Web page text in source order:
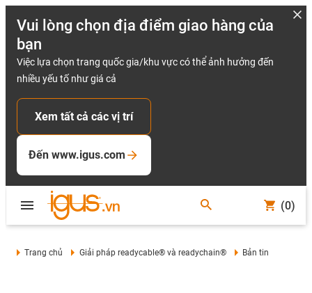
Vui lòng chọn địa điểm giao hàng của
bạn
Việc lựa chọn trang quốc gia/khu vực có thể ảnh hưởng đến
nhiều yếu tố như giá cả
Xem tất cả các vị trí
Đến www.igus.com
(0)
Trang chủ Giải pháp readycable® và readychain® Bản tin